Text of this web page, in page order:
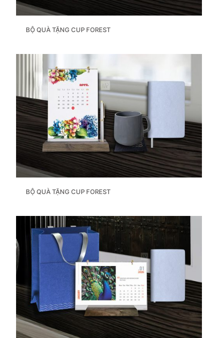
BỘ QUÀ TẶNG CUP FOREST
BỘ QUÀ TẶNG CUP FOREST